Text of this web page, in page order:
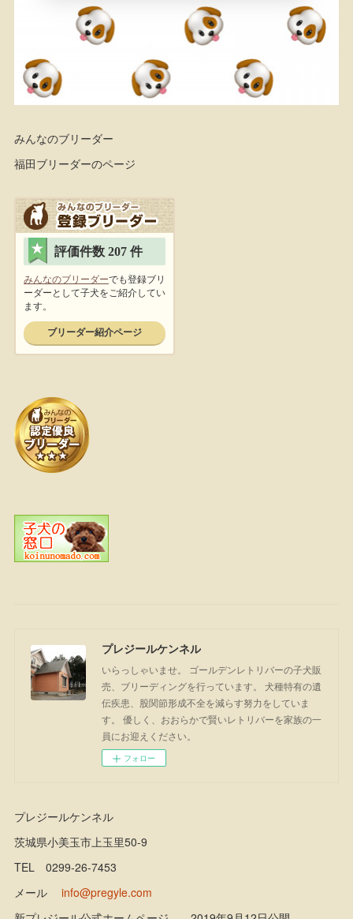
みんなのブリーダー
福田ブリーダーのページ
プレジールケンネル
いらっしゃいませ。 ゴールデンレトリバーの子犬販
売、ブリーディングを行っています。 犬種特有の遺
伝疾患、股関節形成不全を減らす努力をしていま
す。 優しく、おおらかで賢いレトリバーを家族の一
員にお迎えください。
フォロー
プレジールケンネル
茨城県小美玉市上玉里50-9
TEL 0299-26-7453
メールinfo@pregyle.com